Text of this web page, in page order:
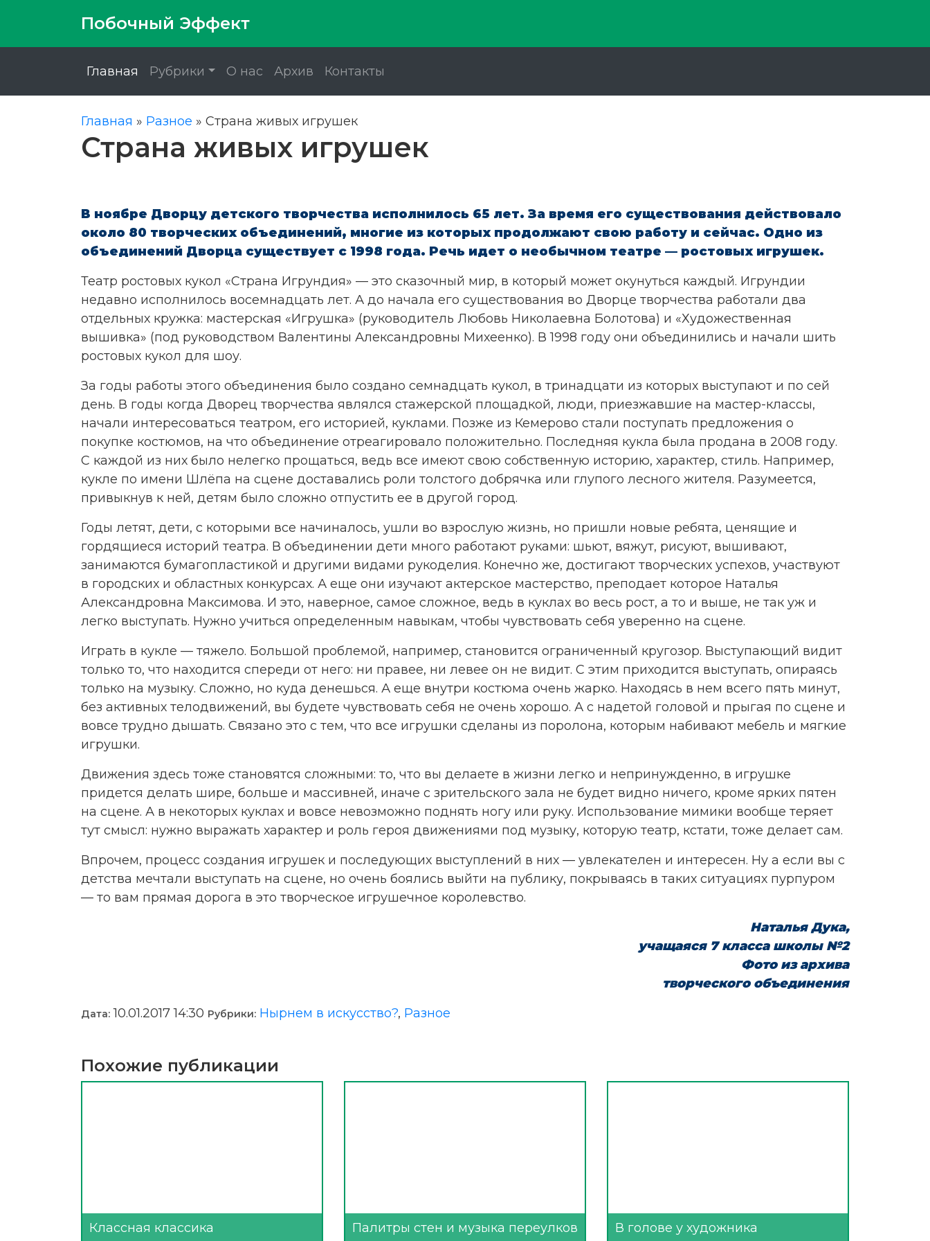
Побочный Эффект
Главная Рубрики О нас Архив Контакты
Главная » Разное » Страна живых игрушек
Страна живых игрушек
В ноябре Дворцу детского творчества исполнилось 65 лет. За время его существования действовало
около 80 творческих объединений, многие из которых продолжают свою работу и сейчас. Одно из
объединений Дворца существует с 1998 года. Речь идет о необычном театре — ростовых игрушек.
Театр ростовых кукол «Страна Игрундия» — это сказочный мир, в который может окунуться каждый. Игрундии
недавно исполнилось восемнадцать лет. А до начала его существования во Дворце творчества работали два
отдельных кружка: мастерская «Игрушка» (руководитель Любовь Николаевна Болотова) и «Художественная
вышивка» (под руководством Валентины Александровны Михеенко). В 1998 году они объединились и начали шить
ростовых кукол для шоу.
За годы работы этого объединения было создано семнадцать кукол, в тринадцати из которых выступают и по сей
день. В годы когда Дворец творчества являлся стажерской площадкой, люди, приезжавшие на мастер-классы,
начали интересоваться театром, его историей, куклами. Позже из Кемерово стали поступать предложения о
покупке костюмов, на что объединение отреагировало положительно. Последняя кукла была продана в 2008 году.
С каждой из них было нелегко прощаться, ведь все имеют свою собственную историю, характер, стиль. Например,
кукле по имени Шлёпа на сцене доставались роли толстого добрячка или глупого лесного жителя. Разумеется,
привыкнув к ней, детям было сложно отпустить ее в другой город.
Годы летят, дети, с которыми все начиналось, ушли во взрослую жизнь, но пришли новые ребята, ценящие и
гордящиеся историй театра. В объединении дети много работают руками: шьют, вяжут, рисуют, вышивают,
занимаются бумагопластикой и другими видами рукоделия. Конечно же, достигают творческих успехов, участвуют
в городских и областных конкурсах. А еще они изучают актерское мастерство, преподает которое Наталья
Александровна Максимова. И это, наверное, самое сложное, ведь в куклах во весь рост, а то и выше, не так уж и
легко выступать. Нужно учиться определенным навыкам, чтобы чувствовать себя уверенно на сцене.
Играть в кукле — тяжело. Большой проблемой, например, становится ограниченный кругозор. Выступающий видит
только то, что находится спереди от него: ни правее, ни левее он не видит. С этим приходится выступать, опираясь
только на музыку. Сложно, но куда денешься. А еще внутри костюма очень жарко. Находясь в нем всего пять минут,
без активных телодвижений, вы будете чувствовать себя не очень хорошо. А с надетой головой и прыгая по сцене и
вовсе трудно дышать. Связано это с тем, что все игрушки сделаны из поролона, которым набивают мебель и мягкие
игрушки.
Движения здесь тоже становятся сложными: то, что вы делаете в жизни легко и непринужденно, в игрушке
придется делать шире, больше и массивней, иначе с зрительского зала не будет видно ничего, кроме ярких пятен
на сцене. А в некоторых куклах и вовсе невозможно поднять ногу или руку. Использование мимики вообще теряет
тут смысл: нужно выражать характер и роль героя движениями под музыку, которую театр, кстати, тоже делает сам.
Впрочем, процесс создания игрушек и последующих выступлений в них — увлекателен и интересен. Ну а если вы с
детства мечтали выступать на сцене, но очень боялись выйти на публику, покрываясь в таких ситуациях пурпуром
— то вам прямая дорога в это творческое игрушечное королевство.
Наталья Дука,
учащаяся 7 класса школы №2
Фото из архива
творческого объединения
Дата: 10.01.2017 14:30 Рубрики: Нырнем в искусство?, Разное
Похожие публикации
Классная классика Палитры стен и музыка переулков В голове у художника